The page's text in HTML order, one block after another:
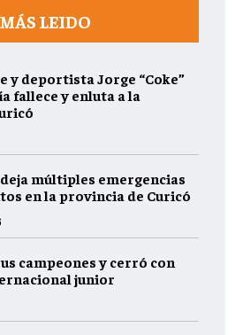
MÁS LEIDO
y deportista Jorge “Coke”
fallece y enluta a la
múltiples emergencias
en la provincia de Curicó
campeones y cerró con
junior